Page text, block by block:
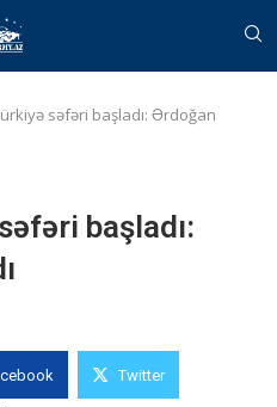
səfəri başladı: Ərdoğan
başladı:
Twitter